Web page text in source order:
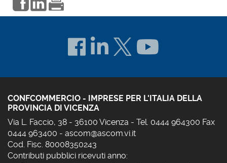
CONFCOMMERCIO - IMPRESE PER L'ITALIA DELLA
PROVINCIA DI VICENZA
Via L. Faccio, 38 - 36100 Vicenza - Tel. 0444 964300 Fax
0444 963400 - ascom@ascom.vi.it
Cod. Fisc. 80008350243
Contributi pubblici ricevuti anno: